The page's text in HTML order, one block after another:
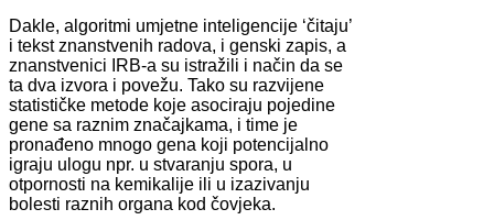
Dakle, algoritmi umjetne inteligencije ‘čitaju’
i tekst znanstvenih radova, i genski zapis, a
znanstvenici IRB-a su istražili i način da se
ta dva izvora i povežu. Tako su razvijene
statističke metode koje asociraju pojedine
gene sa raznim značajkama, i time je
pronađeno mnogo gena koji potencijalno
igraju ulogu npr. u stvaranju spora, u
otpornosti na kemikalije ili u izazivanju
bolesti raznih organa kod čovjeka.